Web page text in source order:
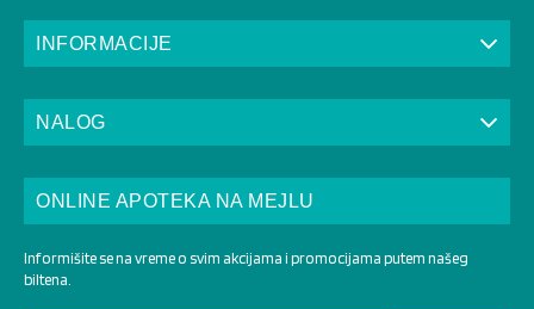
INFORMACIJE
NALOG
ONLINE APOTEKA NA MEJLU
Informišite se na vreme o svim akcijama i promocijama putem našeg
biltena.